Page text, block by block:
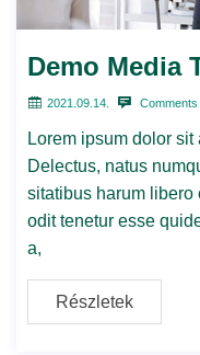
Demo Media
2021.09.14.
Lorem ipsum dolor
Delectus, natus
sitatibus harum libero
odit tenetur esse
a,
Részletek